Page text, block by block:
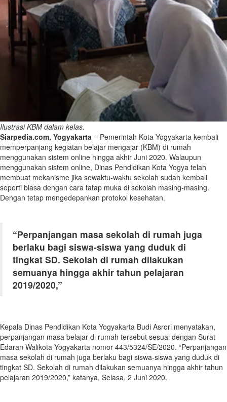
Ilustrasi KBM dalam kelas.
Siarpedia.com, Yogyakarta – Pemerintah Kota Yogyakarta kembali
memperpanjang kegiatan belajar mengajar (KBM) di rumah
menggunakan sistem online hingga akhir Juni 2020. Walaupun
menggunakan sistem online, Dinas Pendidikan Kota Yogya telah
membuat mekanisme jika sewaktu-waktu sekolah sudah kembali
seperti biasa dengan cara tatap muka di sekolah masing-masing.
Dengan tetap mengedepankan protokol kesehatan.
“Perpanjangan masa sekolah di rumah juga
berlaku bagi siswa-siswa yang duduk di
tingkat SD. Sekolah di rumah dilakukan
semuanya hingga akhir tahun pelajaran
2019/2020,”
Kepala Dinas Pendidikan Kota Yogyakarta Budi Asrori menyatakan,
perpanjangan masa belajar di rumah tersebut sesuai dengan Surat
Edaran Walikota Yogyakarta nomor 443/5324/SE/2020. “Perpanjangan
masa sekolah di rumah juga berlaku bagi siswa-siswa yang duduk di
tingkat SD. Sekolah di rumah dilakukan semuanya hingga akhir tahun
pelajaran 2019/2020,” katanya, Selasa, 2 Juni 2020.